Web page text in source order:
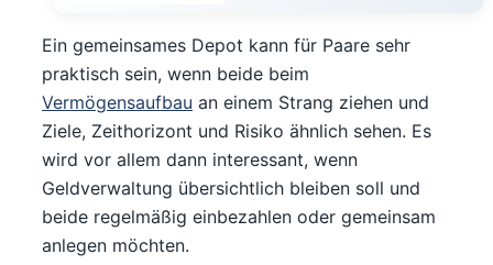
Ein gemeinsames Depot kann für Paare sehr
praktisch sein, wenn beide beim
Vermögensaufbau an einem Strang ziehen und
Ziele, Zeithorizont und Risiko ähnlich sehen. Es
wird vor allem dann interessant, wenn
Geldverwaltung übersichtlich bleiben soll und
beide regelmäßig einbezahlen oder gemeinsam
anlegen möchten.